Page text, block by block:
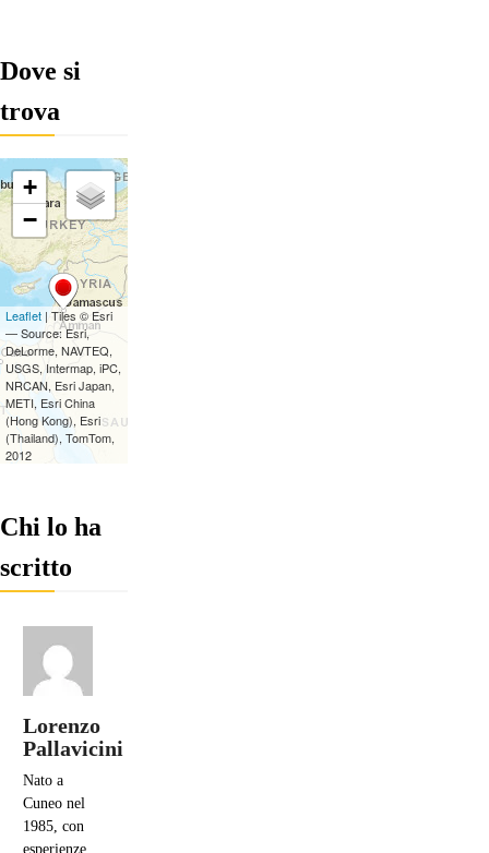
Dove si
trova
Chi lo ha
scritto
Lorenzo
Pallavicini
Nato a
Cuneo nel
1985, con
esperienze